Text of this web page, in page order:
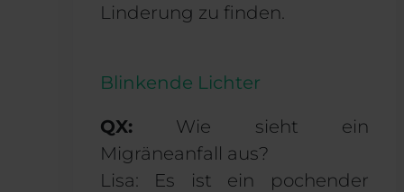
Linderung zu finden.
Blinkende Lichter
QX:Wie sieht ein
Migräneanfall aus?
Lisa: Es ist ein pochender